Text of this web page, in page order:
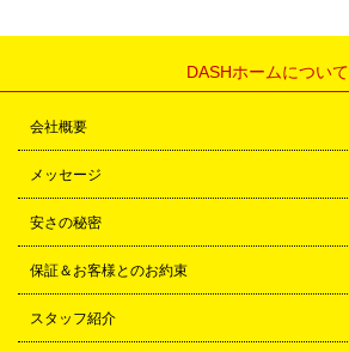
DASHホームについて
会社概要
メッセージ
安さの秘密
保証＆お客様とのお約束
スタッフ紹介